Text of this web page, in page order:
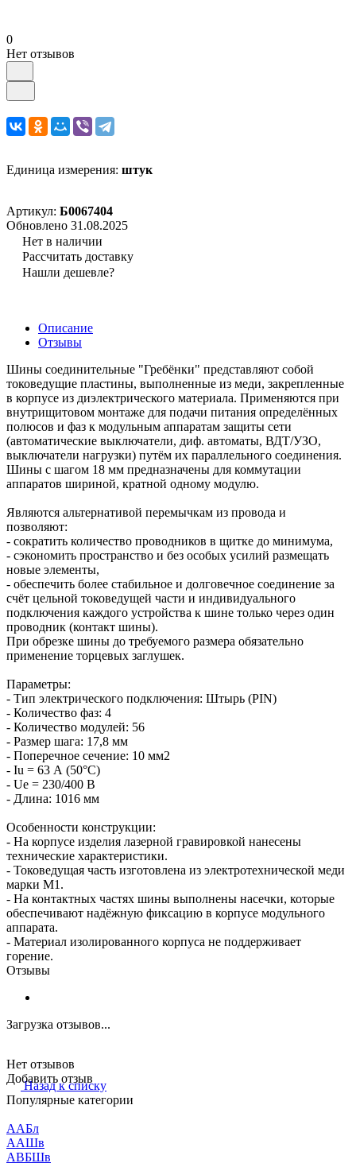
0
Нет отзывов
Единица измерения: штук
Артикул: Б0067404
Обновлено 31.08.2025
Нет в наличии
Рассчитать доставку
Нашли дешевле?
Описание
Отзывы
Шины соединительные "Гребёнки" представляют собой
токоведущие пластины, выполненные из меди, закрепленные
в корпусе из диэлектрического материала. Применяются при
внутрищитовом монтаже для подачи питания определённых
полюсов и фаз к модульным аппаратам защиты сети
(автоматические выключатели, диф. автоматы, ВДТ/УЗО,
выключатели нагрузки) путём их параллельного соединения.
Шины с шагом 18 мм предназначены для коммутации
аппаратов шириной, кратной одному модулю.
Являются альтернативой перемычкам из провода и
позволяют:
- сократить количество проводников в щитке до минимума,
- сэкономить пространство и без особых усилий размещать
новые элементы,
- обеспечить более стабильное и долговечное соединение за
счёт цельной токоведущей части и индивидуального
подключения каждого устройства к шине только через один
проводник (контакт шины).
При обрезке шины до требуемого размера обязательно
применение торцевых заглушек.
Параметры:
- Тип электрического подключения: Штырь (PIN)
- Количество фаз: 4
- Количество модулей: 56
- Размер шага: 17,8 мм
- Поперечное сечение: 10 мм2
- Iu = 63 А (50°С)
- Ue = 230/400 В
- Длина: 1016 мм
Особенности конструкции:
- На корпусе изделия лазерной гравировкой нанесены
технические характеристики.
- Токоведущая часть изготовлена из электротехнической меди
марки М1.
- На контактных частях шины выполнены насечки, которые
обеспечивают надёжную фиксацию в корпусе модульного
аппарата.
- Материал изолированного корпуса не поддерживает
горение.
Отзывы
Загрузка отзывов...
Нет отзывов
Добавить отзыв
Назад к списку
Популярные категории
ААБл
ААШв
АВБШв